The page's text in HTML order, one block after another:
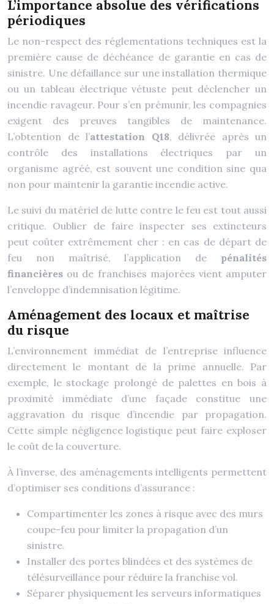
L’importance absolue des vérifications
périodiques
Le non-respect des réglementations techniques est la
première cause de déchéance de garantie en cas de
sinistre. Une défaillance sur une installation thermique
ou un tableau électrique vétuste peut déclencher un
incendie ravageur. Pour s’en prémunir, les compagnies
exigent des preuves tangibles de maintenance.
L’obtention de l’attestation Q18, délivrée après un
contrôle des installations électriques par un
organisme agréé, est souvent une condition sine qua
non pour maintenir la garantie incendie active.
Le suivi du matériel de lutte contre le feu est tout aussi
critique. Oublier de faire inspecter ses extincteurs
peut coûter extrêmement cher : en cas de départ de
feu non maîtrisé, l’application de pénalités
financières ou de franchises majorées vient amputer
l’enveloppe d’indemnisation légitime.
Aménagement des locaux et maîtrise
du risque
L’environnement immédiat de l’entreprise influence
directement le montant de la prime annuelle. Par
exemple, le stockage prolongé de palettes en bois à
proximité immédiate d’une façade constitue une
aggravation du risque d’incendie par propagation.
Cette simple négligence logistique peut faire exploser
le coût de la couverture.
À l’inverse, des aménagements intelligents permettent
d’optimiser ses conditions d’assurance :
Compartimenter les zones à risque avec des murs
coupe-feu pour limiter la propagation d’un
sinistre.
Installer des portes blindées et des systèmes de
télésurveillance pour réduire la franchise vol.
Séparer physiquement les serveurs informatiques